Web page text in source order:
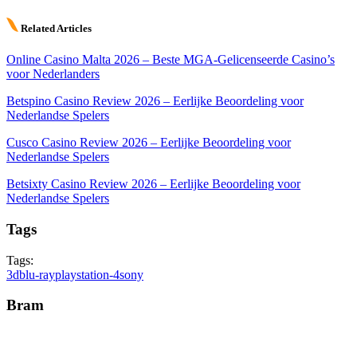
Related Articles
Online Casino Malta 2026 – Beste MGA-Gelicenseerde Casino’s
voor Nederlanders
Betspino Casino Review 2026 – Eerlijke Beoordeling voor
Nederlandse Spelers
Cusco Casino Review 2026 – Eerlijke Beoordeling voor
Nederlandse Spelers
Betsixty Casino Review 2026 – Eerlijke Beoordeling voor
Nederlandse Spelers
Tags
Tags:
3dblu-rayplaystation-4sony
Bram